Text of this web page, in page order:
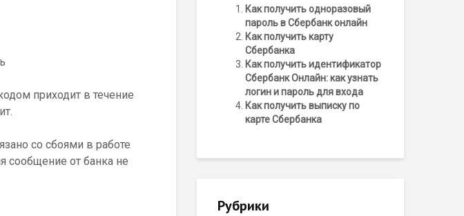
приходит в течение
со сбоями в работе
сообщение от банка не
Как получить одноразовый
пароль в Сбербанк онлайн
Как получить карту
Сбербанка
Как получить идентификатор
Сбербанк Онлайн: как узнать
логин и пароль для входа
Как получить выписку по
карте Сбербанка
Рубрики